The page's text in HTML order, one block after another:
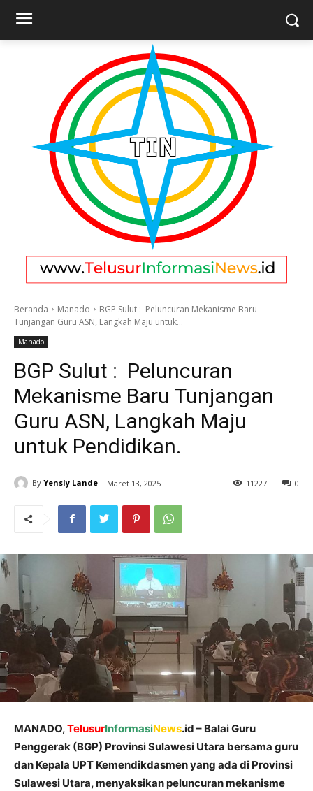
Beranda Manado
BGP Sulut : Peluncuran Mekanisme Baru
Tunjangan Guru ASN, Langkah Maju untuk...
Manado
BGP Sulut : Peluncuran
Mekanisme Baru Tunjangan
Guru ASN, Langkah Maju
untuk Pendidikan.
By Yensly Lande Maret 13, 2025 0
11227
MANADO,TelusurInformasiNews.id – Balai Guru
Penggerak (BGP) Provinsi Sulawesi Utara bersama guru
dan Kepala UPT Kemendikdasmen yang ada di Provinsi
Sulawesi Utara, menyaksikan peluncuran mekanisme